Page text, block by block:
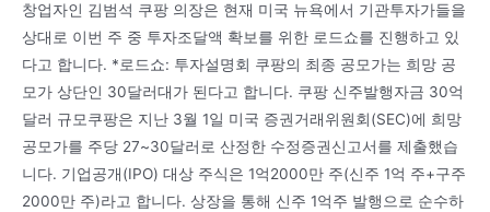
창업자인 김범석 쿠팡 의장은 현재 미국 뉴욕에서 기관투자가들을
상대로 이번 주 중 투자조달액 확보를 위한 로드쇼를 진행하고 있
다고 합니다. *로드쇼: 투자설명회 쿠팡의 최종 공모가는 희망 공
모가 상단인 30달러대가 된다고 합니다. 쿠팡 신주발행자금 30억
달러 규모쿠팡은 지난 3월 1일 미국 증권거래위원회(SEC)에 희망
공모가를 주당 27~30달러로 산정한 수정증권신고서를 제출했습
니다. 기업공개(IPO) 대상 주식은 1억2000만 주(신주 1억 주+구주
2000만 주)라고 합니다. 상장을 통해 신주 1억주 발행으로 순수하